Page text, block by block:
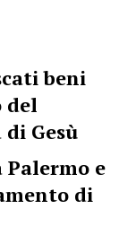
beni
del
Gesù
e
di